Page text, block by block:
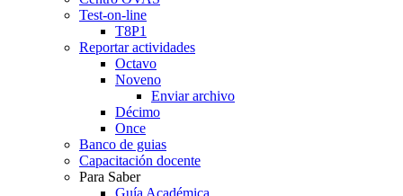
Test-on-line
T8P1
Reportar actividades
Octavo
Noveno
Enviar archivo
Décimo
Once
Banco de guias
Capacitación docente
Para Saber
Guía Académica